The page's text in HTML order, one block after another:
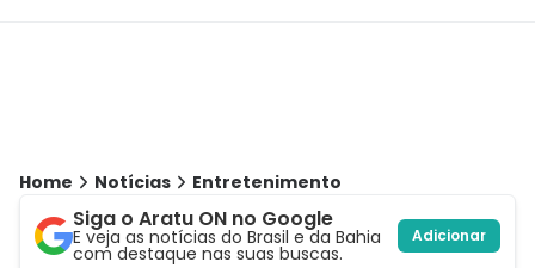
Home Notícias Entretenimento
Siga o Aratu ON no Google
E veja as notícias do Brasil e da Bahia
com destaque nas suas buscas.
Adicionar